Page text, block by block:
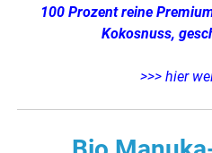
100 Prozent reine
Kokosnuss,
>>> hier